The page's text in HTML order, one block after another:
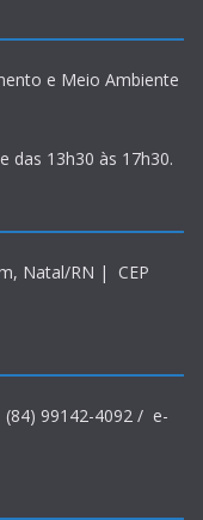
e Meio Ambiente
das 13h30 às 17h30.
Natal/RN | CEP
99142-4092 / e-